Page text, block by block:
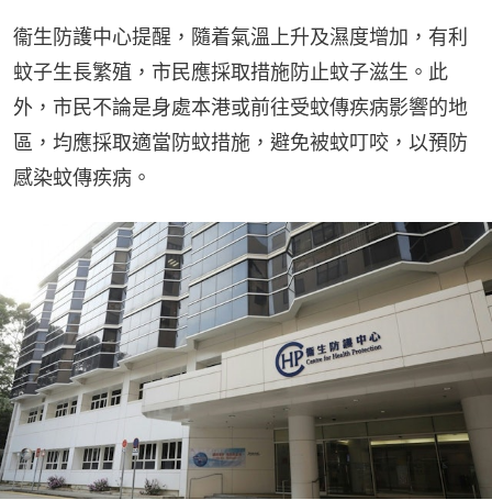
衞生防護中心提醒，隨着氣溫上升及濕度增加，有利
蚊子生長繁殖，市民應採取措施防止蚊子滋生。此
外，市民不論是身處本港或前往受蚊傳疾病影響的地
區，均應採取適當防蚊措施，避免被蚊叮咬，以預防
感染蚊傳疾病。